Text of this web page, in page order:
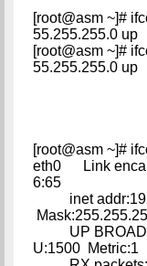
[root@asm ~]#
55.255.255.0 up
[root@asm ~]#
55.255.255.0 up
[root@asm ~]#
eth0 Link
6:65
inet
UP
U:1500 Metric:1